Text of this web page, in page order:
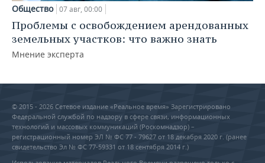
Общество 07 авг, 00:00
Проблемы с освобождением арендованных
земельных участков: что важно знать
Мнение эксперта
© 2015 - 2026 Сетевое издание «Реальное время» Зарегистрировано
Федеральной службой по надзору в сфере связи, информационных
технологий и массовых коммуникаций (Роскомнадзор) –
регистрационный номер ЭЛ № ФС 77 - 79627 от 18 декабря 2020 г. (ранее
свидетельство Эл № ФС 77-59331 от 18 сентября 2014 г.)